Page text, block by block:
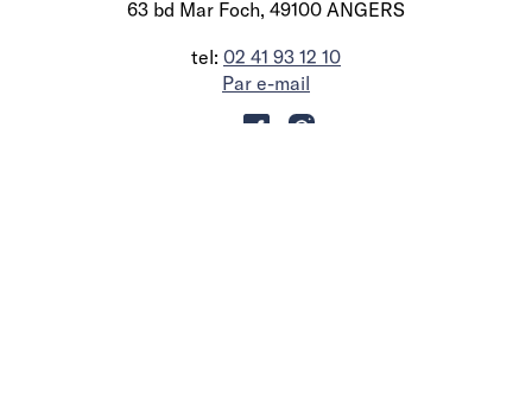
63 bd Mar Foch, 49100 ANGERS
tel: 02 41 93 12 10
Par e-mail